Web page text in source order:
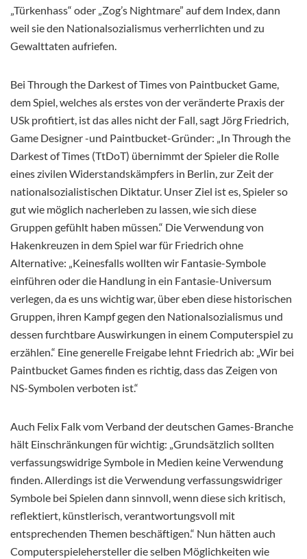
„Türkenhass“ oder „Zog’s Nightmare” auf dem Index, dann
weil sie den Nationalsozialismus verherrlichten und zu
Gewalttaten aufriefen.
Bei Through the Darkest of Times von Paintbucket Game,
dem Spiel, welches als erstes von der veränderte Praxis der
USk profitiert, ist das alles nicht der Fall, sagt Jörg Friedrich,
Game Designer -und Paintbucket-Gründer: „In Through the
Darkest of Times (TtDoT) übernimmt der Spieler die Rolle
eines zivilen Widerstandskämpfers in Berlin, zur Zeit der
nationalsozialistischen Diktatur. Unser Ziel ist es, Spieler so
gut wie möglich nacherleben zu lassen, wie sich diese
Gruppen gefühlt haben müssen.“ Die Verwendung von
Hakenkreuzen in dem Spiel war für Friedrich ohne
Alternative: „Keinesfalls wollten wir Fantasie-Symbole
einführen oder die Handlung in ein Fantasie-Universum
verlegen, da es uns wichtig war, über eben diese historischen
Gruppen, ihren Kampf gegen den Nationalsozialismus und
dessen furchtbare Auswirkungen in einem Computerspiel zu
erzählen.“ Eine generelle Freigabe lehnt Friedrich ab: „Wir bei
Paintbucket Games finden es richtig, dass das Zeigen von
NS-Symbolen verboten ist.“
Auch Felix Falk vom Verband der deutschen Games-Branche
hält Einschränkungen für wichtig: „Grundsätzlich sollten
verfassungswidrige Symbole in Medien keine Verwendung
finden. Allerdings ist die Verwendung verfassungswidriger
Symbole bei Spielen dann sinnvoll, wenn diese sich kritisch,
reflektiert, künstlerisch, verantwortungsvoll mit
entsprechenden Themen beschäftigen.“ Nun hätten auch
Computerspielehersteller die selben Möglichkeiten wie